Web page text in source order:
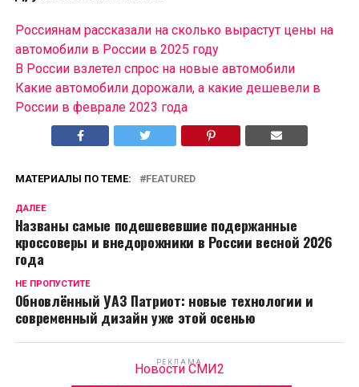
Россиянам рассказали на сколько вырастут цены на
автомобили в России в 2025 году
В России взлетел спрос на новые автомобили
Какие автомобили дорожали, а какие дешевели в
России в феврале 2023 года
МАТЕРИАЛЫ ПО ТЕМЕ: FEATURED
ДАЛЕЕ
Названы самые подешевевшие подержанные
кроссоверы и внедорожники в России весной 2026
года
НЕ ПРОПУСТИТЕ
Обновлённый УАЗ Патриот: новые технологии и
современный дизайн уже этой осенью
РЕКЛАМА
Новости СМИ2